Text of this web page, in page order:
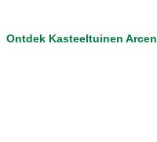
Ontdek Kasteeltuinen Arcen